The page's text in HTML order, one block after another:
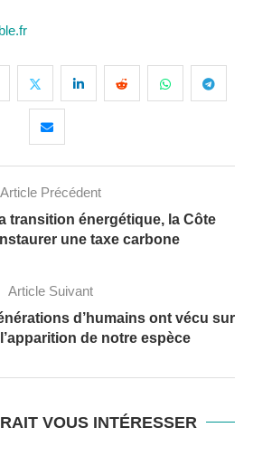
Article Précédent
transition énergétique, la Côte
une taxe carbone
Article Suivant
d’humains ont vécu sur
de notre espèce
VOUS INTÉRESSER